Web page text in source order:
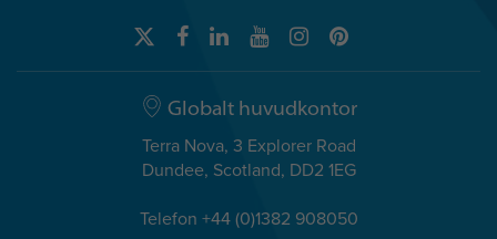
Globalt huvudkontor
Terra Nova, 3 Explorer Road
Dundee, Scotland, DD2 1EG
Telefon +44 (0)1382 908050